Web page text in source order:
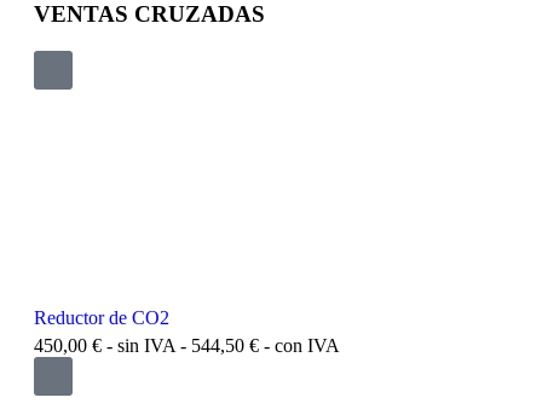
VENTAS CRUZADAS
Reductor de CO2
450,00 € - sin IVA - 544,50 € - con IVA